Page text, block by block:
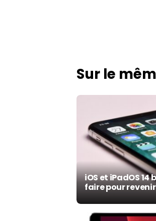
Sur le
iOS et iPadOS
faire pour revenir